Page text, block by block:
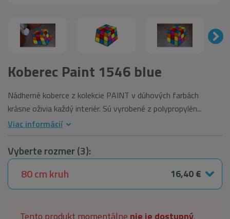
Koberec Paint 1546 blue
Nádherné koberce z kolekcie PAINT v dúhových farbách
krásne oživia každý interiér. Sú vyrobené z polypropylén...
Viac informácií
Vyberte rozmer (3):
80 cm kruh
16,40 €